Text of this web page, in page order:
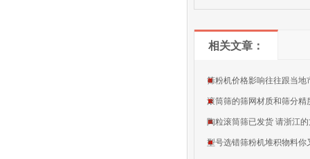
相关文章：
筛粉机价格影响往往跟当地
滚筒筛的筛网材质和筛分精
陶粒滚筒筛已发货 请浙江
型号选错筛粉机堆积物料你